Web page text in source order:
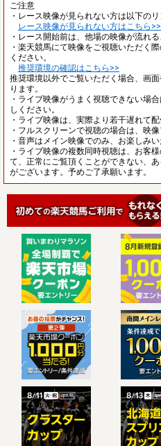
ご注意
・レース映像が見られない方は以下の
レース映像が見られない方はこちら>>
・レース開始前は、他場の映像が流れる
・楽天競馬にて映像をご視聴いただく
ください。
推奨環境の確認はこちら>>
推奨環境以外でご覧いただく場合、画
ります。
・ライブ映像がうまく視聴できない場
しください。
・ライブ映像は、実際より若干遅れて配
・フルスクリーンで視聴の場合は、映
・音声はメイン映像でのみ、お楽しみい
・ライブ映像の複数同時視聴は、お客
て、正常にご覧頂くことができない、
がございます。予めご了承願います。